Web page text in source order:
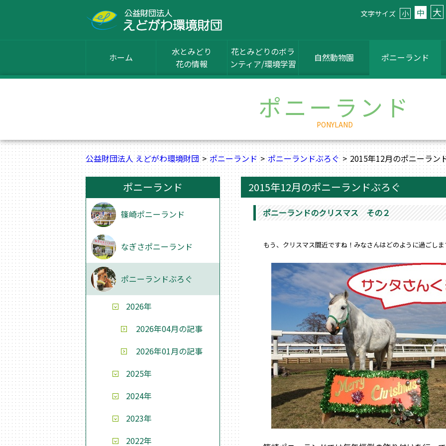
文字サイズ 小 中 大
ホーム
水とみどり
花の情報
花とみどりのボラ
ンティア/環境学習
自然動物園 ポニーランド
ポニーランド
PONYLAND
公益財団法人 えどがわ環境財団 ポニーランド ポニーランドぶろぐ 2015年12月のポニーラン
2015年12月のポニーランドぶろぐ
ポニーランドのクリスマス その２
もう、クリスマス間近ですね！みなさんはどのように過ごし
ポニーランド
篠崎ポニーランド
なぎさポニーランド
ポニーランドぶろぐ
2026年
2026年04月の記事
2026年01月の記事
2025年
2024年
2023年
2022年